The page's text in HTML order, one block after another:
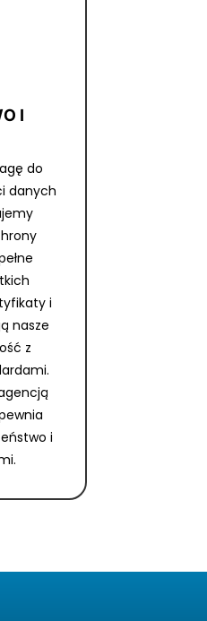
I
do
danych
i
nasze
z
i